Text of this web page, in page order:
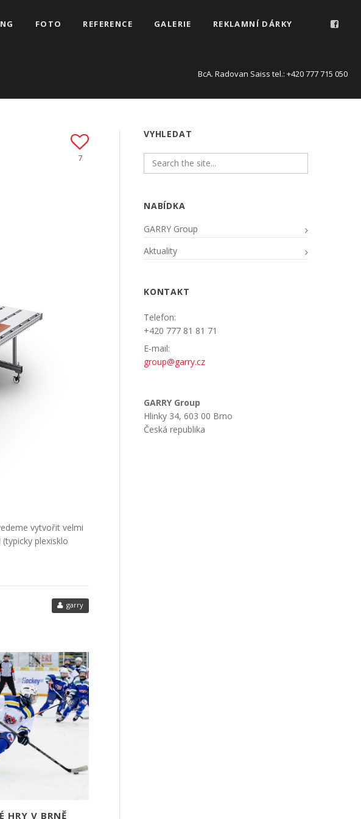
FOTO REFERENCE GALERIE REKLAMNÍ DÁRKY
BcA. Radovan Saiss tel.: +420 777 715 050
7
vytvořit velmi
plexisklo
garry
HRY V BRNĚ
VYHLEDAT
NABÍDKA
GARRY Group
Aktuality
KONTAKT
Telefon:
+420 777 81 81 71
E-mail:
group@garry.cz
GARRY Group
Hlinky 34, 603 00 Brno
Česká republika